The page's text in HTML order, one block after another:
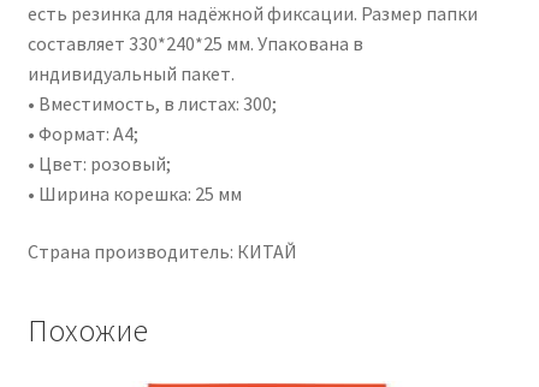
есть резинка для надёжной фиксации. Размер папки
составляет 330*240*25 мм. Упакована в
индивидуальный пакет.
• Вместимость, в листах: 300;
• Формат: А4;
• Цвет: розовый;
• Ширина корешка: 25 мм
Страна производитель: КИТАЙ
Похожие